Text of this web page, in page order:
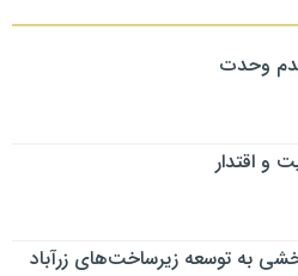
وحدت
و اقتدار
به توسعه زیرساخت‌های زرآباد